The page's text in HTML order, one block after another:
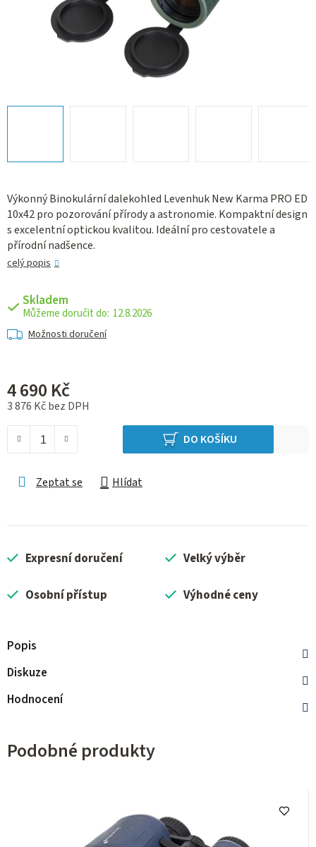
Výkonný Binokulární dalekohled Levenhuk New Karma PRO ED
10x42 pro pozorování přírody a astronomie. Kompaktní design
s excelentní optickou kvalitou. Ideální pro cestovatele a
přírodní nadšence.
celý popis
Skladem
12.8.2026
Možnosti doručení
4 690 Kč
3 876 Kč bez DPH
DO KOŠÍKU
Zeptat se Hlídat
Expresní doručení Velký výběr
Osobní přístup Výhodné ceny
Popis
Diskuze
Hodnocení
Podobné produkty